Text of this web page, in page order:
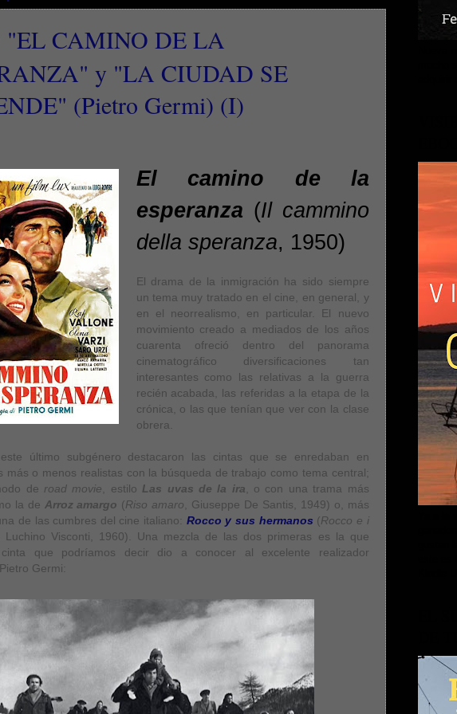
"EL CAMINO DE LA
y "LA CIUDAD SE
(Pietro Germi) (I)
El camino de la
esperanza (Il cammino
della speranza, 1950)
El drama de la inmigración ha sido siempre
un tema muy tratado en el cine, en general, y
en el neorrealismo, en particular. El nuevo
movimiento creado a mediados de los años
cuarenta ofreció dentro del panorama
cinematográfico diversificaciones tan
interesantes como las relativas a la guerra
recién acabada, las referidas a la etapa de la
crónica, o las que tenían que ver con la clase
obrera.
último subgénero destacaron las cintas que se enredaban en
más o menos realistas con la búsqueda de trabajo como tema central;
de road movie , estilo Las uvas de la ira , o con una trama más
la de Arroz amargo (Riso amaro , Giuseppe De Santis, 1949) o, más
de las cumbres del cine italiano: Rocco y sus hermanos (Rocco e i
, Luchino Visconti, 1960). Una mezcla de las dos primeras es la que
que podríamos decir dio a conocer al excelente realizador
Germi: